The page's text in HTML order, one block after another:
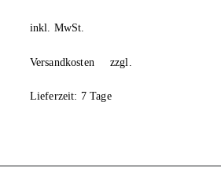
inkl. MwSt.
zzgl.
Versandkosten
Lieferzeit: 7 Tage